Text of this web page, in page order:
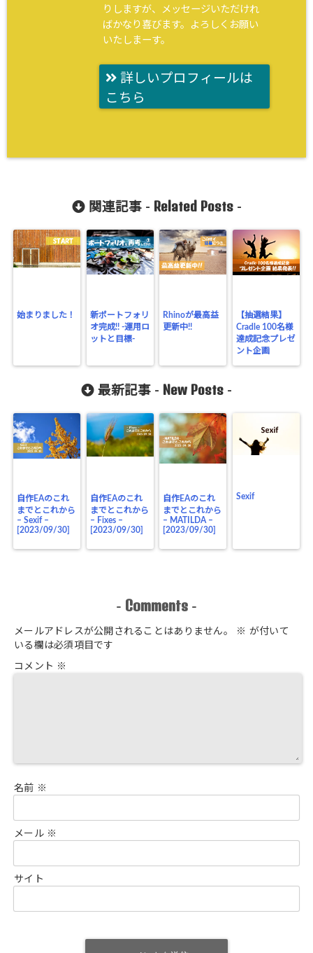
りしますが、メッセージいただけれ
ばかなり喜びます。よろしくお願い
いたしまーす。
詳しいプロフィールは
こちら
関連記事 - Related Posts-
始まりました！
新ポートフォリ
オ完成!! -運用ロ
ットと目標-
Rhinoが最高益
更新中!!
【抽選結果】
Cradle 100名様
達成記念プレゼ
ント企画
最新記事 - New Posts -
自作EAのこれ
までとこれから
– Sexif –
[2023/09/30]
自作EAのこれ
までとこれから
– Fixes –
[2023/09/30]
自作EAのこれ
までとこれから
– MATILDA –
[2023/09/30]
Sexif
- Comments -
メールアドレスが公開されることはありません。 ※ が付いて
いる欄は必須項目です
コメント ※
名前 ※
メール ※
サイト